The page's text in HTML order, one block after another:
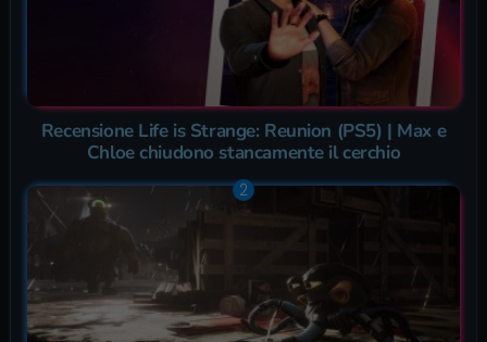
Recensione Life is Strange: Reunion (PS5) | Max e
Chloe chiudono stancamente il cerchio